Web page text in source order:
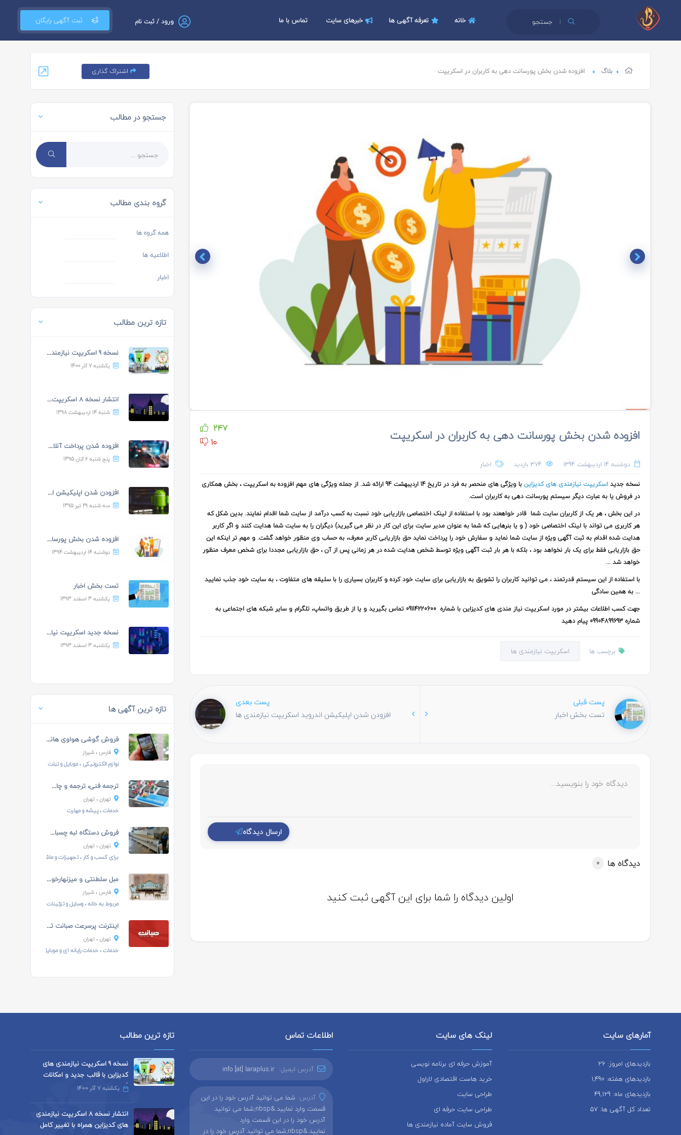
جستجو ورود / ثبت نام خانه تعرفه آگهی ها خبرهای سایت تماس با ما
بلاگ افزوده شدن بخش پورسانت دهی به کاربران در اسکریپت اشتراک گذاری
Item
افزوده شدن بخش پورسانت دهی به کاربران در اسکریپت
247
10
دوشنبه 14 اردیبهشت 1394 374 بازدید
اخبار
نسخه جدیداسکریپت نیازمندی های کدیزاین
با ویژگی های منحصر به فرد در تاریخ 14 اردیبهشت 94 ارائه شد. از جمله ویژگی های مهم افزوده به اسکریپت ، بخش همکاری
در فروش یا به عبارت دیگر سیستم پورسانت دهی به کاربران است.
در این بخش ، هر یک از کاربران سایت شما قادر خواهعند بود با استفاده از لینک اختصاصی بازاریابی خود نسبت به کسب درآمد از سایت شما اقدام نمایند. بدین شکل که
هر کاربری می تواند با لینک اختصاصی خود ( و یا بنرهایی که شما به عنوان مدیر سایت برای این کار در نظر می گیرید) دیگران را به سایت شما هدایت کنند و اگر کاربر
هدایت شده اقدام به ثبت آگهی ویژه از سایت شما نماید و سفارش خود را پرداخت نماید حق بازاریابی کاربر معرف، به حساب وی منظور خواهد گشت. و مهم تر اینکه این
حق بازاریابی فقط برای یک بار نخواهد بود ، بلکه با هر بار ثبت آگهی ویژه توسط شخص هدایت شده در هر زمانی پس از آن ، حق بازاریابی مجددا برای شخص معرف منظور
خواهد شد ...
با استفاده از این سیستم قدرتمند ، می توانید کاربران را تشویق به بازاریابی برای سایت خود کرده و کاربران بسیاری را با سلیقه های متفاوت ، به سایت خود جذب نمایید
... به همین سادگی
جهت کسب اطلاعات بیشتر در مورداسکریپت نیاز مندی های کدیزاین
با شماره 09114220600 تماس بگیرید و یا از طریق واتساپ، تلگرام و سایر شبکه های اجتماعی به
شماره 09904899693 پیام دهید
برچسب ها اسکریپت نیازمندی ها
پست قبلی
تست بخش اخبار
پست بعدی
افزودن شدن اپلیکیشن اندروید اسکریپت نیازمندی ها
ارسال دیدگاه
دیدگاه ها 0
اولین دیدگاه را شما برای این آگهی ثبت کنید
جستجو در مطالب
گروه بندی مطالب
همه گروه ها
اطلاعیه ها
اخبار
تازه ترین مطالب
نسخه 9 اسکریپت نیازمندی ه...
یکشنبه 7 آذر 1400
انتشار نسخه 8 اسکریپت نیا...
شنبه 14 اردیبهشت 1398
افزوده شدن پرداخت آنلاین...
پنج شنبه 6 آبان 1395
افزودن شدن اپلیکیشن اندرو...
سه شنبه 29 تیر 1395
افزوده شدن بخش پورسانت ده...
دوشنبه 14 اردیبهشت 1394
تست بخش اخبار
یکشنبه 3 اسفند 1393
نسخه جدید اسکریپت نیازمند...
یکشنبه 3 اسفند 1393
تازه ترین آگهی ها
فروش گوشی هواوی هانر 4سی
فارس، شیراز
لوازم الکترونیکی ،موبایل و تبلت
ترجمه فنی، ترجمه و چاپ کاتالوگ چند زبانه
تهران، تهران
خدمات، پیشه و مهارت
فروش دستگاه لبه چسبان MOX SABIR مدل 2600
تهران، تهران
برای کسب و کار،تجهیزات و ماشین آلات
مبل سلطنتی و میزنهارخوری نو
فارس، شیراز
مربوط به خانه،وسایل و تزئینات خانه
اینترنت پرسرعت صبانت تهران
تهران، تهران
خدمات،خدمات رایانه ای و موبایل
آمارهای سایت
بازدیدهای امروز: 26
بازدیدهای هفته: 1,490
بازدیدهای ماه: 49,129
تعداد کل آگهی ها: 57
لینک های سایت
آموزش حرفه ای برنامه نویسی
خرید هاست اقتصادی لاراول
طراحی سایت
طراحی سایت حرفه ای
فروش سایت آماده نیازمندی ها
اطلاعات تماس
آدرس ایمیل: info [at] laraplus.ir
آدرس: شما می توانید آدرس خود را در این
قسمت وارد نمایید.&nbsp;شما می توانید
آدرس خود را در این قسمت وارد
نمایید.&nbsp;شما می توانید آدرس خود را در
تازه ترین مطالب
نسخه 9 اسکریپت نیازمندی های
کدیزاین با قالب جدید و امکانات
فراوان منتشر شد
یکشنبه 7 آذر 1400
انتشار نسخه 8 اسکریپت نیازمندی
های کدیزاین همراه با تغییر کامل